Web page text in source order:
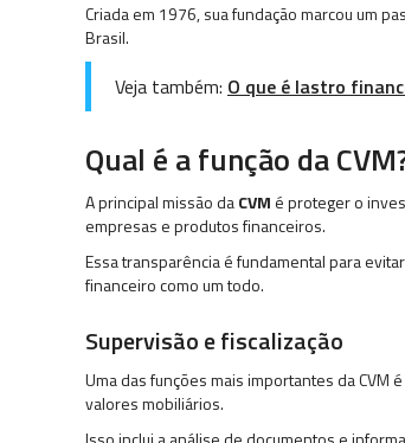
Criada em 1976, sua fundação marcou um
Brasil.
Veja também: O que é lastro
Qual é a função da
A principal missão daCVM é proteger o
empresas e produtos financeiros.
Essa transparência é fundamental para
financeiro como um todo.
Supervisão e fiscalização
Uma das funções mais importantes da CVM
valores mobiliários.